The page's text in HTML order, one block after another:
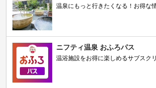
温泉にもっと行きたくなる！お得な
ニフティ温泉 おふろパス
温浴施設をお得に楽しめるサブスク